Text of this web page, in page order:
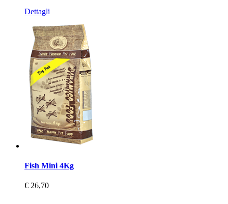
Dettagli
Fish Mini 4Kg
€ 26,70